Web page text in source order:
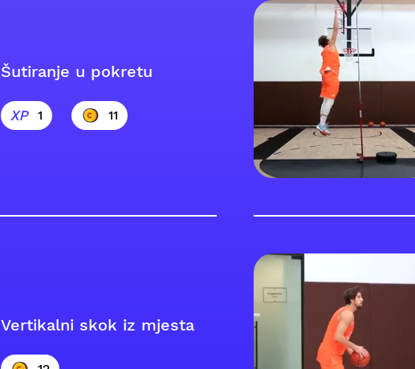
Šutiranje u pokretu
1 11
Vertikalni skok iz mjesta